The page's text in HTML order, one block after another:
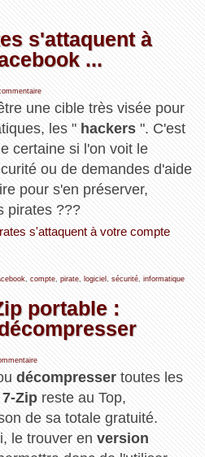
s'attaquent à
...
une cible très visée pour
les " hackers ". C'est
certaine si l'on voit le
ou de demandes d'aide
pour s'en préserver,
pirates ???
s'attaquent à votre compte
, compte, pirate, logiciel , sécurité, informatique
portable :
décompresser toutes les
7-Zip reste au Top,
de sa totale gratuité.
le trouver en version